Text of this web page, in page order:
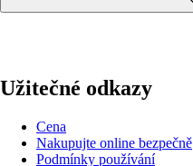
Užitečné odkazy
Cena
Nakupujte online bezpečně
Podmínky používání